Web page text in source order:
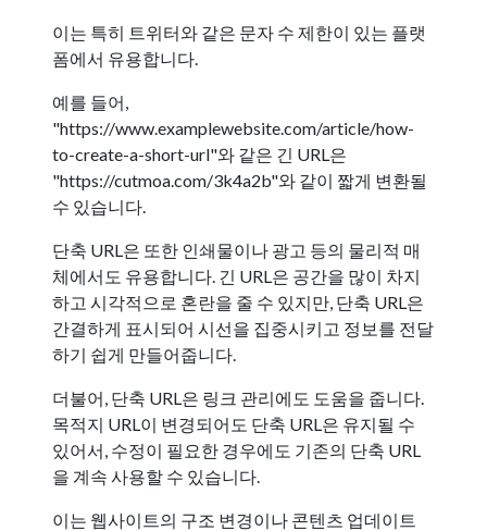
이는 특히 트위터와 같은 문자 수 제한이 있는 플랫
폼에서 유용합니다.
예를 들어,
"https://www.examplewebsite.com/article/how-
to-create-a-short-url"와 같은 긴 URL은
"https://cutmoa.com/3k4a2b"와 같이 짧게 변환될
수 있습니다.
단축 URL은 또한 인쇄물이나 광고 등의 물리적 매
체에서도 유용합니다. 긴 URL은 공간을 많이 차지
하고 시각적으로 혼란을 줄 수 있지만, 단축 URL은
간결하게 표시되어 시선을 집중시키고 정보를 전달
하기 쉽게 만들어줍니다.
더불어, 단축 URL은 링크 관리에도 도움을 줍니다.
목적지 URL이 변경되어도 단축 URL은 유지될 수
있어서, 수정이 필요한 경우에도 기존의 단축 URL
을 계속 사용할 수 있습니다.
이는 웹사이트의 구조 변경이나 콘텐츠 업데이트